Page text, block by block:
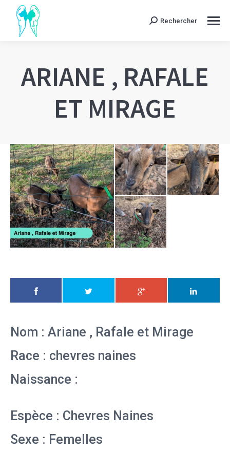
Search:Rechercher
ARIANE , RAFALE
ET MIRAGE
Nom : Ariane , Rafale et Mirage
Race : chevres naines
Naissance :
Espèce : Chevres Naines
Sexe : Femelles